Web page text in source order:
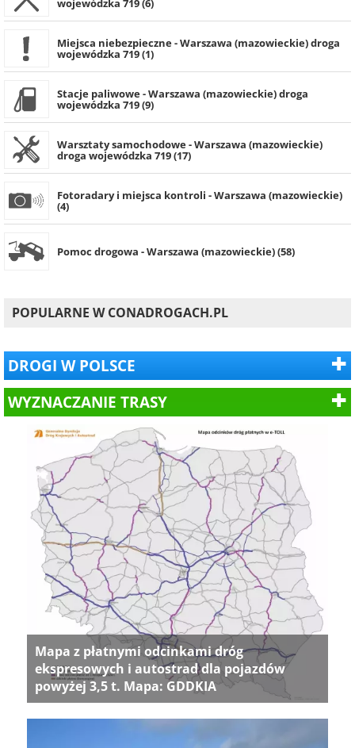
wojewódzka 719 (6)
Miejsca niebezpieczne - Warszawa (mazowieckie) droga
wojewódzka 719 (1)
Stacje paliwowe - Warszawa (mazowieckie) droga
wojewódzka 719 (9)
Warsztaty samochodowe - Warszawa (mazowieckie)
droga wojewódzka 719 (17)
Fotoradary i miejsca kontroli - Warszawa (mazowieckie)
(4)
Pomoc drogowa - Warszawa (mazowieckie) (58)
POPULARNE W CONADROGACH.PL
DROGI W POLSCE
WYZNACZANIE TRASY
Mapa z płatnymi odcinkami dróg
ekspresowych i autostrad dla pojazdów
powyżej 3,5 t. Mapa: GDDKIA